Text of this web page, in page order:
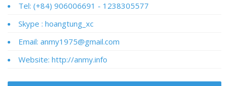
Tel: (+84) 906006691 - 1238305577
Skype : hoangtung_xc
Email: anmy1975@gmail.com
Website: http://anmy.info